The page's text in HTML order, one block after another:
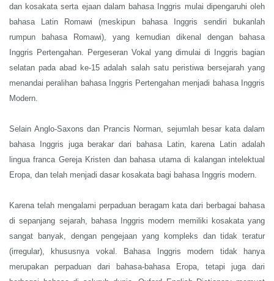
dan kosakata serta ejaan dalam bahasa Inggris mulai dipengaruhi oleh
bahasa Latin Romawi (meskipun bahasa Inggris sendiri bukanlah
rumpun bahasa Romawi), yang kemudian dikenal dengan bahasa
Inggris Pertengahan. Pergeseran Vokal yang dimulai di Inggris bagian
selatan pada abad ke-15 adalah salah satu peristiwa bersejarah yang
menandai peralihan bahasa Inggris Pertengahan menjadi bahasa Inggris
Modern.
Selain Anglo-Saxons dan Prancis Norman, sejumlah besar kata dalam
bahasa Inggris juga berakar dari bahasa Latin, karena Latin adalah
lingua franca Gereja Kristen dan bahasa utama di kalangan intelektual
Eropa, dan telah menjadi dasar kosakata bagi bahasa Inggris modern.
Karena telah mengalami perpaduan beragam kata dari berbagai bahasa
di sepanjang sejarah, bahasa Inggris modern memiliki kosakata yang
sangat banyak, dengan pengejaan yang kompleks dan tidak teratur
(irregular), khususnya vokal. Bahasa Inggris modern tidak hanya
merupakan perpaduan dari bahasa-bahasa Eropa, tetapi juga dari